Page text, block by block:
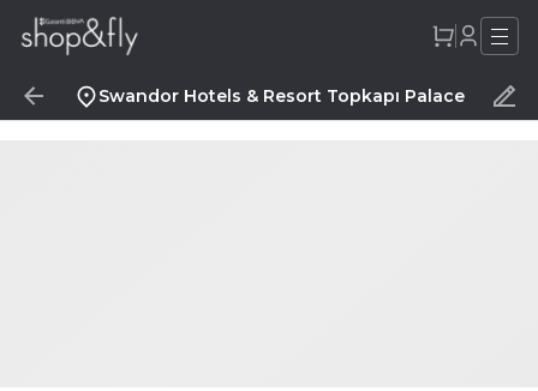
Swandor Hotels & Resort Topkapı Palace